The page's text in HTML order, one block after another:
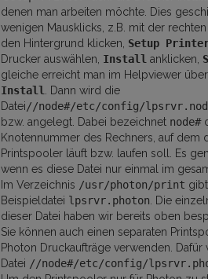
denen man arbeiten möchte. Dies
wenigen Mausklicks, z.B. mit der rechten
den Hintergrund klicken, Setup
Drucker auswählen, Install anklicken,
gleiche erreicht man im Helpviewer
Install
. Dann wird die
Datei//node#/etc/config/
bzw. angelegt. Dabei bezeichnet node#
Knotennummer des Rechners, auf dem
Printspooler läuft bzw. laufen soll. Es
wenn es diese Datei nur einmal im
Im Verzeichnis /usr/photon/print
Beispieldatei lpsrvr.photon . Die
dieser Datei haben wir bereits oben
Sie können auch einen separaten
Photon Druckaufträge verwenden. Dafür
Datei //node#/etc/config/